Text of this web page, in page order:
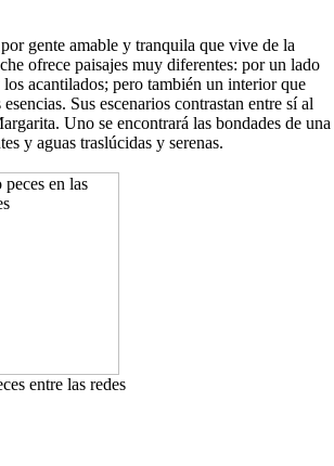
gente amable y tranquila que vive de la
ofrece paisajes muy diferentes: por un lado
los acantilados; pero también un interior que
Sus escenarios contrastan entre sí al
Uno se encontrará las bondades de una
y aguas traslúcidas y serenas.
entre las redes